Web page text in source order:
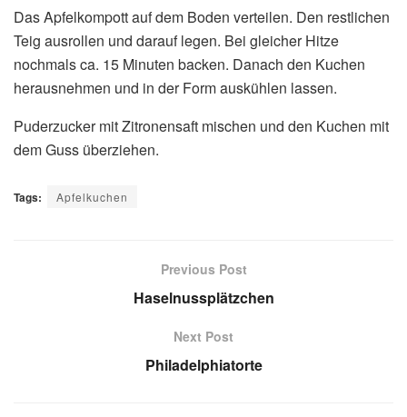
Das Apfelkompott auf dem Boden verteilen. Den restlichen
Teig ausrollen und darauf legen. Bei gleicher Hitze
nochmals ca. 15 Minuten backen. Danach den Kuchen
herausnehmen und in der Form auskühlen lassen.
Puderzucker mit Zitronensaft mischen und den Kuchen mit
dem Guss überziehen.
Tags: Apfelkuchen
Previous Post
Haselnussplätzchen
Next Post
Philadelphiatorte